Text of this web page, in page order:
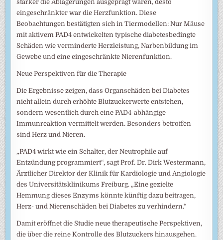
stärker die Ablagerungen ausgeprägt waren, desto
eingeschränkter war die Herzfunktion. Diese
Beobachtungen bestätigten sich in Tiermodellen: Nur Mäuse
mit aktivem PAD4 entwickelten typische diabetesbedingte
Schäden wie verminderte Herzleistung, Narbenbildung im
Gewebe und eine eingeschränkte Nierenfunktion.
Neue Perspektiven für die Therapie
Die Ergebnisse zeigen, dass Organschäden bei Diabetes
nicht allein durch erhöhte Blutzuckerwerte entstehen,
sondern wesentlich durch eine PAD4-abhängige
Immunreaktion vermittelt werden. Besonders betroffen
sind Herz und Nieren.
„PAD4 wirkt wie ein Schalter, der Neutrophile auf
Entzündung programmiert“, sagt Prof. Dr. Dirk Westermann,
Ärztlicher Direktor der Klinik für Kardiologie und Angiologie
des Universitätsklinikums Freiburg. „Eine gezielte
Hemmung dieses Enzyms könnte künftig dazu beitragen,
Herz- und Nierenschäden bei Diabetes zu verhindern.“
Damit eröffnet die Studie neue therapeutische Perspektiven,
die über die reine Kontrolle des Blutzuckers hinausgehen.